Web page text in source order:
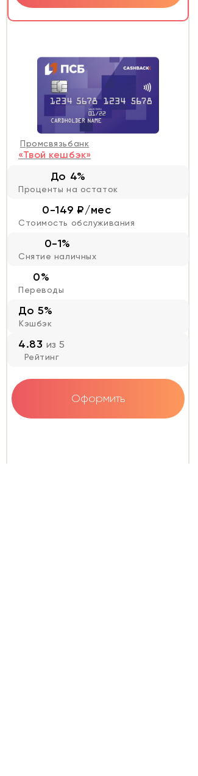
Промсвязьбанк
«Твой кешбэк»
До 4%
Проценты на остаток
0-149 ₽/мес
Стоимость обслуживания
0-1%
Снятие наличных
0%
Переводы
До 5%
Кэшбэк
4.83 из 5
Рейтинг
Оформить